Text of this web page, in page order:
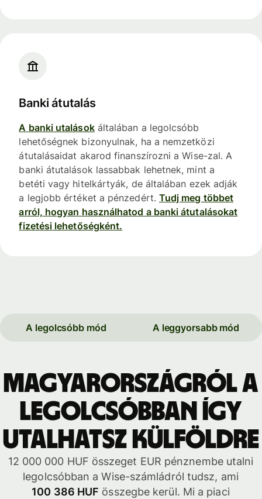
Banki átutalás
A banki utalásokáltalában a legolcsóbb
lehetőségnek bizonyulnak, ha a nemzetközi
átutalásaidat akarod finanszírozni a Wise-zal. A
banki átutalások lassabbak lehetnek, mint a
betéti vagy hitelkártyák, de általában ezek adják
a legjobb értéket a pénzedért. Tudj meg többet
arról, hogyan használhatod a banki átutalásokat
fizetési lehetőségként.
A legolcsóbb mód A leggyorsabb mód
Magyarországról a
legolcsóbban így
utalhatsz külföldre
12 000 000 HUF összeget EUR pénznembe utalni
legolcsóbban a Wise-számládról tudsz, ami
100 386 HUF összegbe kerül. Mi a piaci